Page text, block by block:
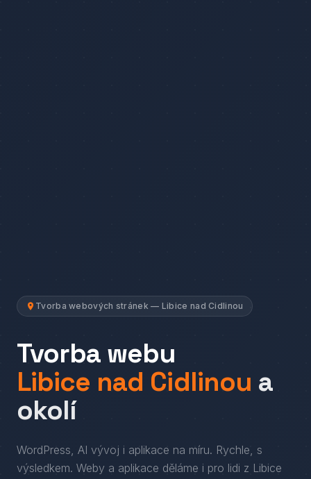
Tvorba webových stránek — Libice nad Cidlinou
Tvorba webu
Libice nad Cidlinou a
okolí
WordPress, AI vývoj i aplikace na míru. Rychle, s
výsledkem. Weby a aplikace děláme i pro lidi z Libice